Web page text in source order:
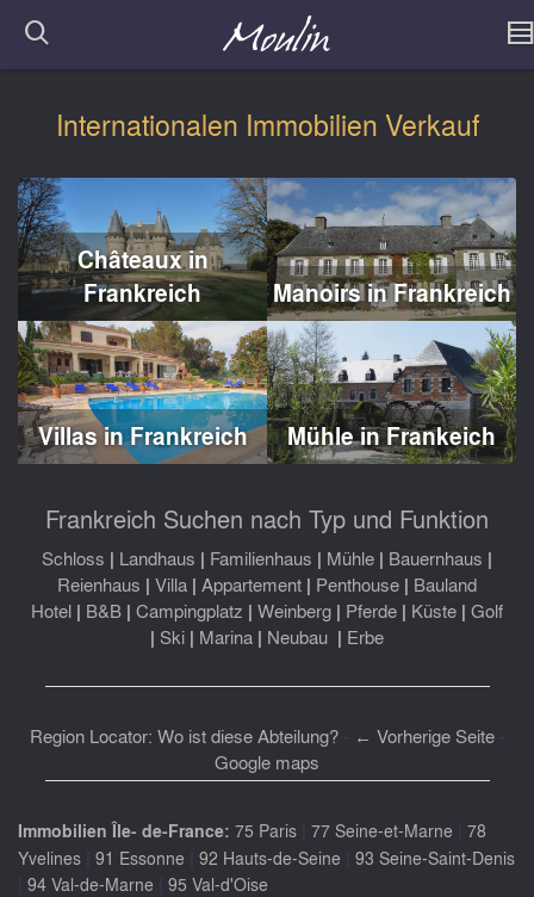
Internationalen Immobilien Verkauf
Châteaux in
Frankreich
Manoirs in Frankreich
Villas in Frankreich Mühle in Frankeich
Frankreich Suchen nach Typ und Funktion
Schloss | Landhaus | Familienhaus | Mühle | Bauernhaus |
Reienhaus | Villa | Appartement | Penthouse | Bauland
Hotel | B&B | Campingplatz | Weinberg | Pferde | Küste | Golf
| Ski | Marina | Neubau | Erbe
Region Locator: Wo ist diese Abteilung?- ← Vorherige Seite-
Google maps
Immobilien Île- de-France: 75 Paris 77 Seine-et-Marne
78
Yvelines 91 Essonne 92 Hauts-de-Seine 93 Seine-Saint-Denis
94 Val-de-Marne 95 Val-d'Oise